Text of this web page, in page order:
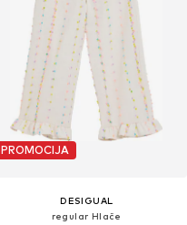
PROMOCIJA
DESIGUAL
regular Hlače